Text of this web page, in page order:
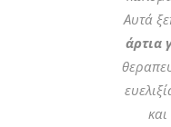
Αυτά
άρτια
και